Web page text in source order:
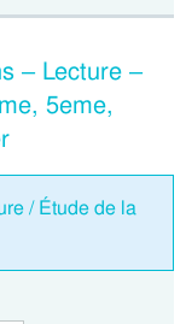
– Lecture –
5eme,
/ Étude de la